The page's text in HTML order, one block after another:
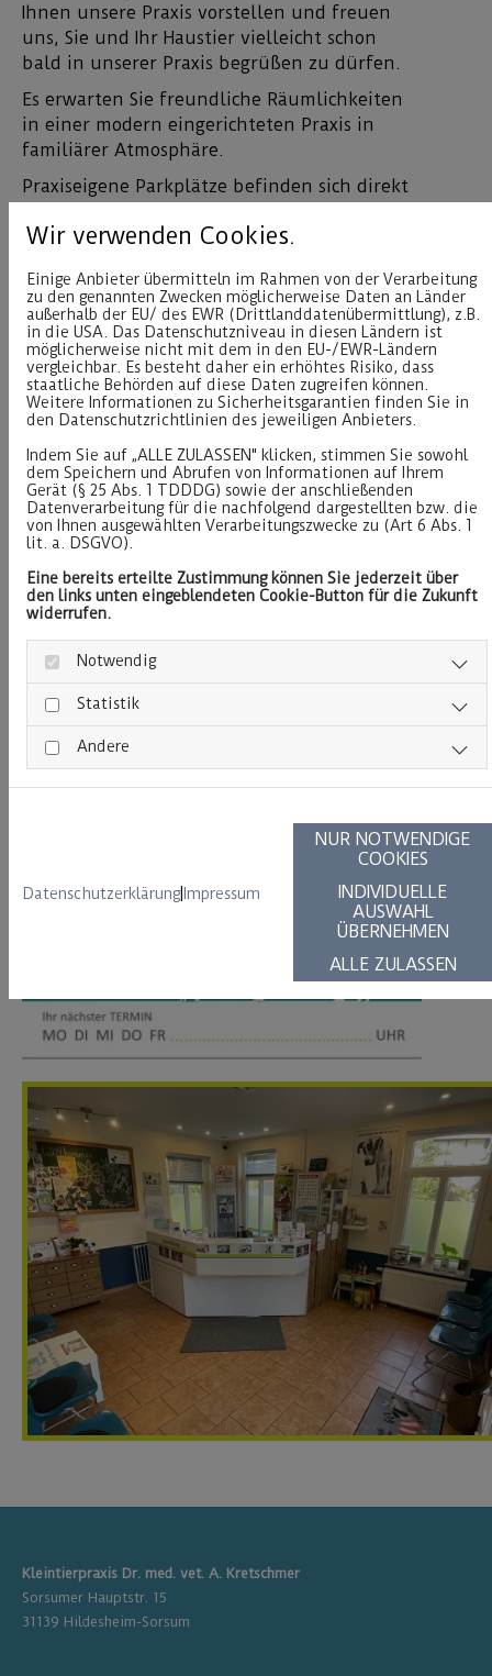
Ihnen unsere Praxis vorstellen und freuen
uns, Sie und Ihr Haustier vielleicht schon
bald in unserer Praxis begrüßen zu dürfen.
Es erwarten Sie freundliche Räumlichkeiten
in einer modern eingerichteten Praxis in
familiärer Atmosphäre.
Praxiseigene Parkplätze befinden sich direkt
Philosophie
Unser Ziel ist es, Ihrem Haustier und Ihnen den
Tierarztbesuch so angenehm und stressfrei wie
möglich zu gestalten, in dem wir uns Zeit nehmen
und mit Ruhe und Geduld arbeiten.
Im Wartezimmer befinden sich Tische, auf denen
Sie Ihre Transportkäfige erhöht abstellen können.
Dies ist vor allen Dingen für Katzen angenehm, da
sie sich in erhöhten Postitionen sicherer fühlen.
Um eine optimale Versorgung Ihres Tieres zu
und Weiterbildungen teil.
Öffnungszeiten
Kleintierpraxis Dr. med. vet. A. Kretschmer
Sorsumer Hauptstr. 15
31139 Hildesheim-Sorsum
Wir verwenden Cookies.
Einige Anbieter übermitteln im Rahmen von der Verarbeitung
zu den genannten Zwecken möglicherweise Daten an Länder
außerhalb der EU/ des EWR (Drittlanddatenübermittlung), z.B.
in die USA. Das Datenschutzniveau in diesen Ländern ist
möglicherweise nicht mit dem in den EU-/EWR-Ländern
vergleichbar. Es besteht daher ein erhöhtes Risiko, dass
staatliche Behörden auf diese Daten zugreifen können.
Weitere Informationen zu Sicherheitsgarantien finden Sie in
den Datenschutzrichtlinien des jeweiligen Anbieters.
Indem Sie auf „ALLE ZULASSEN" klicken, stimmen Sie sowohl
dem Speichern und Abrufen von Informationen auf Ihrem
Gerät (§ 25 Abs. 1 TDDDG) sowie der anschließenden
Datenverarbeitung für die nachfolgend dargestellten bzw. die
von Ihnen ausgewählten Verarbeitungszwecke zu (Art 6 Abs. 1
lit. a. DSGVO).
Eine bereits erteilte Zustimmung können Sie jederzeit über
den links unten eingeblendeten Cookie-Button für die Zukunft
widerrufen.
Notwendig
Statistik
Andere
Datenschutzerklärung|Impressum
NUR NOTWENDIGE
COOKIES
INDIVIDUELLE
AUSWAHL
ÜBERNEHMEN
ALLE ZULASSEN